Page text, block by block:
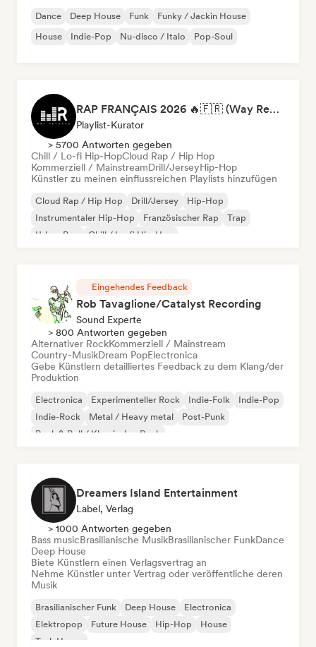
Dance Deep House Funk
Funky / Jackin House
House
Indie-Pop Nu-disco / Italo Pop-Soul
RAP FRANÇAIS 2026 🔥🇫🇷 (Way Records)
Playlist-Kurator
> 5700 Antworten gegeben
Chill / Lo-fi Hip-HopCloud Rap / Hip Hop
Kommerziell / MainstreamDrill/JerseyHip-Hop
Künstler zu meinen einflussreichen Playlists hinzufügen
Cloud Rap / Hip Hop Drill/Jersey
Hip-Hop
Instrumentaler Hip-Hop
Französischer Rap
Trap
Urban Pop
Chill / Lo-fi Hip-Hop
Eingehendes Feedback
Rob Tavaglione/Catalyst Recording
Sound Experte
> 800 Antworten gegeben
Alternativer RockKommerziell / Mainstream
Country-MusikDream PopElectronica
Gebe Künstlern detailliertes Feedback zu dem Klang/der
Produktion
Electronica Experimenteller Rock Indie-Folk
Indie-Pop
Indie-Rock
Metal / Heavy metal
Post-Punk
Rock & Roll / Klassischer Rock
Dreamers Island Entertainment
Label, Verlag
> 1000 Antworten gegeben
Bass musicBrasilianische MusikBrasilianischer FunkDance
Deep House
Biete Künstlern einen Verlagsvertrag an
Nehme Künstler unter Vertrag oder veröffentliche deren
Musik
Brasilianischer Funk Deep House
Electronica
Elektropop
Future House Hip-Hop
House
Tech House